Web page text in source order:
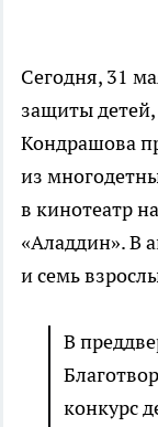
Сегодня, 31
защиты
Кондрашова
из
в кинотеатр
«Аладдин». В
и семь
В
конкурс